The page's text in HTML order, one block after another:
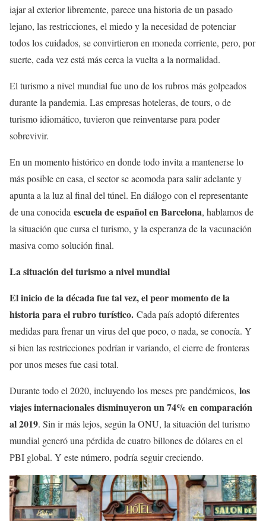
iajar al exterior libremente, parece una historia de un pasado
lejano, las restricciones, el miedo y la necesidad de potenciar
todos los cuidados, se convirtieron en moneda corriente, pero, por
suerte, cada vez está más cerca la vuelta a la normalidad.
El turismo a nivel mundial fue uno de los rubros más golpeados
durante la pandemia. Las empresas hoteleras, de tours, o de
turismo idiomático, tuvieron que reinventarse para poder
sobrevivir.
En un momento histórico en donde todo invita a mantenerse lo
más posible en casa, el sector se acomoda para salir adelante y
apunta a la luz al final del túnel. En diálogo con el representante
de una conocida escuela de español en Barcelona, hablamos de
la situación que cursa el turismo, y la esperanza de la vacunación
masiva como solución final.
La situación del turismo a nivel mundial
El inicio de la década fue tal vez, el peor momento de la
historia para el rubro turístico. Cada país adoptó diferentes
medidas para frenar un virus del que poco, o nada, se conocía. Y
si bien las restricciones podrían ir variando, el cierre de fronteras
por unos meses fue casi total.
Durante todo el 2020, incluyendo los meses pre pandémicos, los
viajes internacionales disminuyeron un 74% en comparación
al 2019. Sin ir más lejos, según la ONU, la situación del turismo
mundial generó una pérdida de cuatro billones de dólares en el
PBI global. Y este número, podría seguir creciendo.